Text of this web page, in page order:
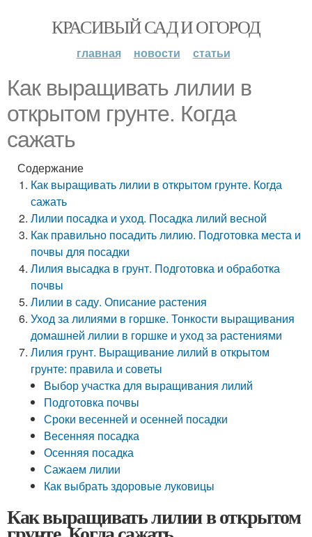
КРАСИВЫЙ САД И ОГОРОД
главная новости статьи
Как выращивать лилии в
открытом грунте. Когда
сажать
Содержание
Как выращивать лилии в открытом грунте. Когда
сажать
Лилии посадка и уход. Посадка лилий весной
Как правильно посадить лилию. Подготовка места и
почвы для посадки
Лилия высадка в грунт. Подготовка и обработка
почвы
Лилии в саду. Описание растения
Уход за лилиями в горшке. Тонкости выращивания
домашней лилии в горшке и уход за растениями
Лилия грунт. Выращивание лилий в открытом
грунте: правила и советы
Выбор участка для выращивания лилий
Подготовка почвы
Сроки весенней и осенней посадки
Весенняя посадка
Осенняя посадка
Сажаем лилии
Как выбрать здоровые луковицы
Как выращивать лилии в открытом